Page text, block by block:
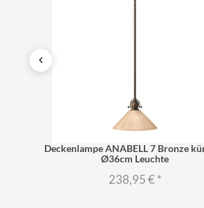
Deckenlampe ANABELL 7 Bronze
Ø36cm Leuchte
238,95 €*